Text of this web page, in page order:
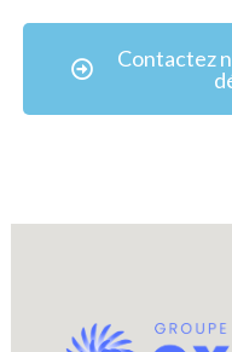
Contactez